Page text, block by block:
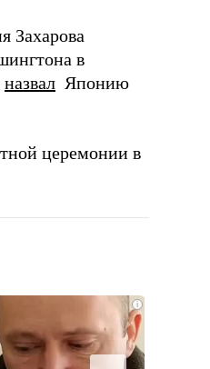
Захарова
в
назвал Японию
церемонии в
i